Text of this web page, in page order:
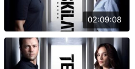
02:09:08